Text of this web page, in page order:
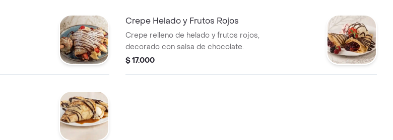
Crepe Helado y Frutos Rojos
Crepe relleno de helado y frutos rojos,
decorado con salsa de chocolate.
$ 17.000